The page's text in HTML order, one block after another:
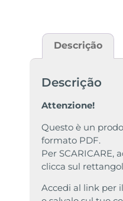
Descrição
Descrição
Attenzione!
Questo è un
formato PDF.
Per SCARICARE,
clicca sul
Accedi al link per